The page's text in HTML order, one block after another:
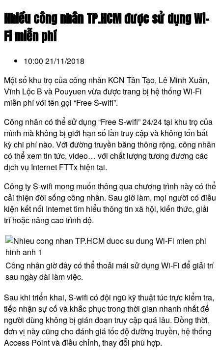
Nhiều công nhân TP.HCM được sử dụng Wi-
Fi miễn phí
10:00 21/11/2018
Một số khu trọ của công nhân KCN Tân Tạo, Lê Minh Xuân,
Vĩnh Lộc B và Pouyuen vừa được trang bị hệ thống Wi-Fi
miễn phí với tên gọi “Free S-wifi”.
Công nhân có thể sử dụng “Free S-wifi” 24/24 tại khu trọ của
mình mà không bị giới hạn số lần truy cập và không tốn bất
kỳ chi phí nào. Với đường truyền băng thông rộng, công nhân
có thể xem tin tức, video… với chất lượng tương đương các
dịch vụ Internet FTTx hiện tại.
Công ty S-wifi mong muốn thông qua chương trình này có thể
cải thiện đời sống công nhân. Sau giờ làm, mọi người có điều
kiện kết nối Internet tìm hiểu thông tin xã hội, kiến thức, giải
trí hoặc nâng cao trình độ.
Công nhân giờ đây có thể thoải mái sử dụng Wi-Fi để giải trí
sau ngày dài làm việc.
Sau khi triển khai, S-wifi có đội ngũ kỹ thuật túc trực kiểm tra,
tiếp nhận sự cố và khắc phục trong thời gian nhanh nhất để
người dùng không bị gián đoạn truy cập quá lâu. Đồng thời,
đơn vị này cũng cho đánh giá tốc độ đường truyền, hệ thống
Access Point và điều chỉnh, thay đổi phù hợp.